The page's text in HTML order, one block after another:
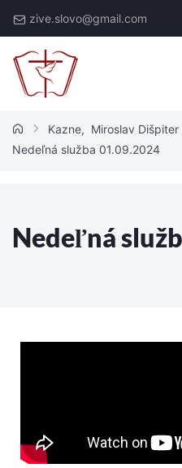
zive.slovo@gmail.com
Kazne, Miroslav Dišpiter
Nedeľná služba 01.09.2024
Nedeľná